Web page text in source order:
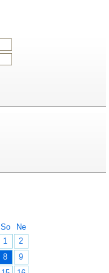
So
Ne
1
2
8
9